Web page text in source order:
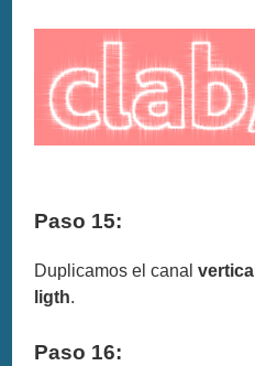
Paso 15:
Duplicamos el canalvertical
ligth.
Paso 16: